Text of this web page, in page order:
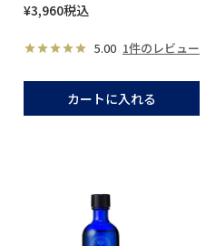
¥3,960税込
5.00 1件のレビュー
カートに入れる